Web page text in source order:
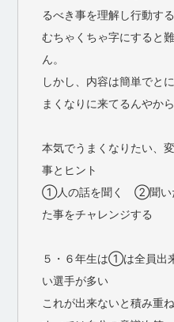
るべき事を理解し行動する
むちゃくちゃ字にすると
ん。
しかし、内容は簡単でと
まくなりに来てるんやか
本気でうまくなりたい、
事とヒント
①人の話を聞く ②聞い
た事をチャレンジする
５・６年生は①は全員出
い選手が多い
これが出来ないと積み重